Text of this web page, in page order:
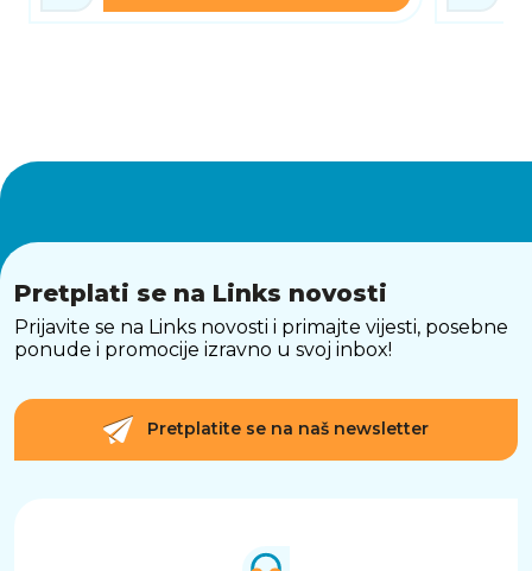
Pretplati se na Links novosti
Prijavite se na Links novosti i primajte vijesti, posebne
ponude i promocije izravno u svoj inbox!
Pretplatite se na naš newsletter